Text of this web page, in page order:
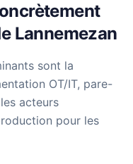
Lannemezan
sont la
OT/IT, pare-
acteurs
pour les